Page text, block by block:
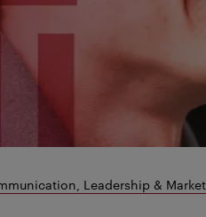
Leadership &